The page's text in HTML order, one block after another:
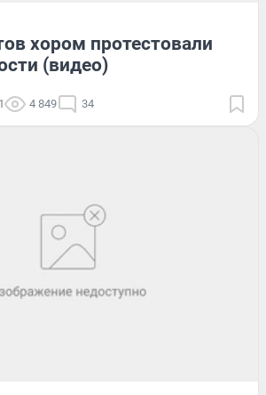
хором протестовали
(видео)
4 849 34